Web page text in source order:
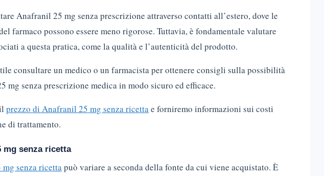
Anafranil 25 mg senza prescrizione attraverso contatti all’estero, dove le
farmaco possono essere meno rigorose. Tuttavia, è fondamentale valutare
a questa pratica, come la qualità e l’autenticità del prodotto.
consultare un medico o un farmacista per ottenere consigli sulla possibilità
mg senza prescrizione medica in modo sicuro ed efficace.
prezzo di Anafranil 25 mg senza ricettae forniremo informazioni sui costi
di trattamento.
mg senza ricetta
senza ricettapuò variare a seconda della fonte da cui viene acquistato. È